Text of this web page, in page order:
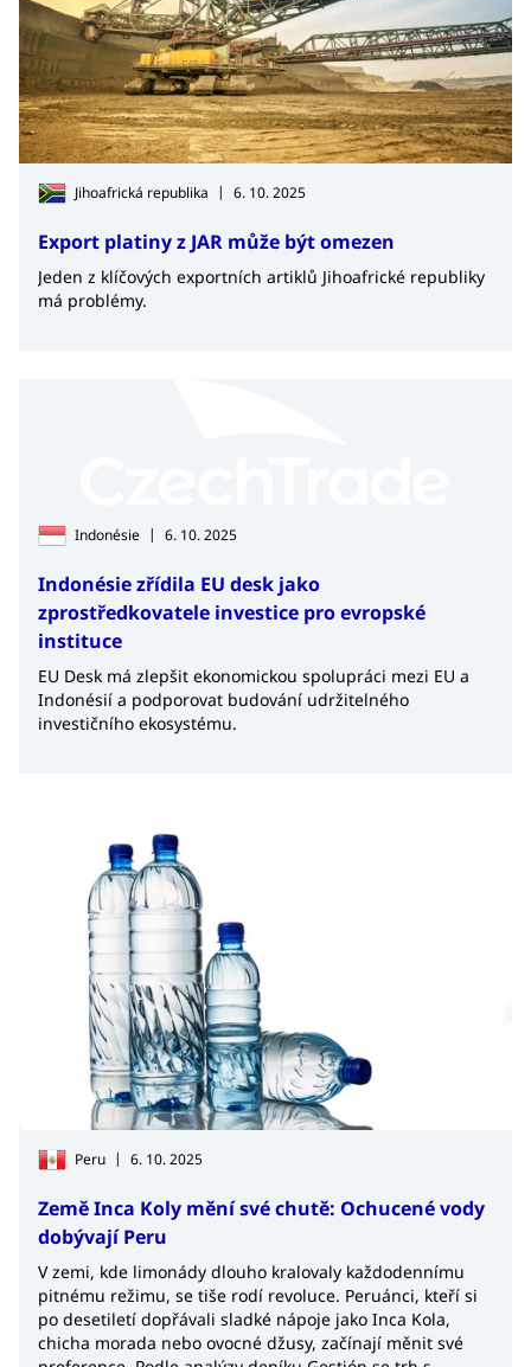
Jihoafrická republika | 6. 10. 2025
Export platiny z JAR může být omezen
Jeden z klíčových exportních artiklů Jihoafrické republiky
má problémy.
Indonésie | 6. 10. 2025
Indonésie zřídila EU desk jako
zprostředkovatele investice pro evropské
instituce
EU Desk má zlepšit ekonomickou spolupráci mezi EU a
Indonésií a podporovat budování udržitelného
investičního ekosystému.
Peru | 6. 10. 2025
Země Inca Koly mění své chutě: Ochucené vody
dobývají Peru
V zemi, kde limonády dlouho kralovaly každodennímu
pitnému režimu, se tiše rodí revoluce. Peruánci, kteří si
po desetiletí dopřávali sladké nápoje jako Inca Kola,
chicha morada nebo ovocné džusy, začínají měnit své